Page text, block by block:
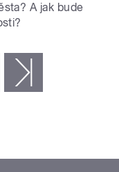
A jak bude
následující ›